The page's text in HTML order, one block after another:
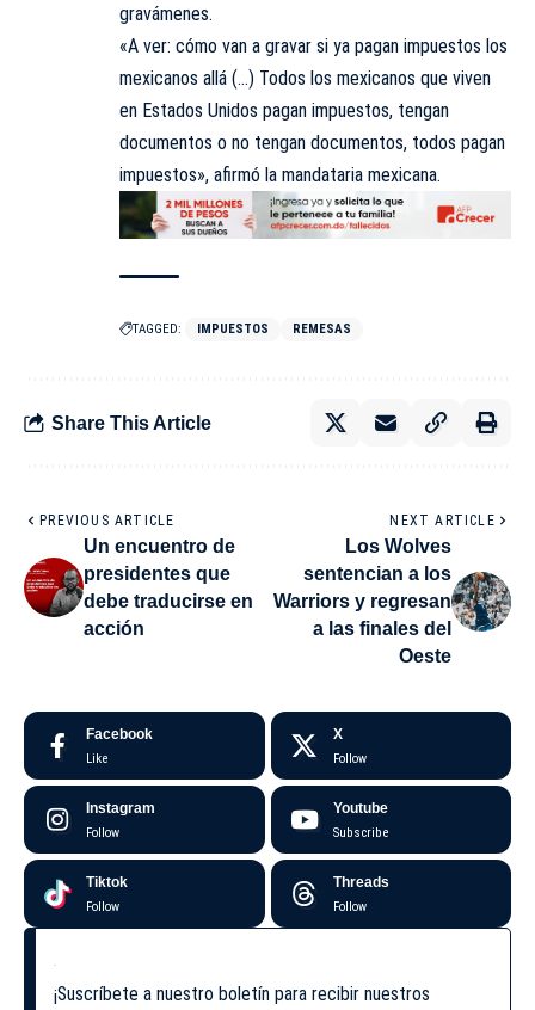
gravámenes.
«A ver: cómo van a gravar si ya pagan impuestos los
mexicanos allá (…) Todos los mexicanos que viven
en Estados Unidos pagan impuestos, tengan
documentos o no tengan documentos, todos pagan
impuestos», afirmó la mandataria mexicana.
TAGGED: IMPUESTOS REMESAS
Share This Article
PREVIOUS ARTICLE
Un encuentro de
presidentes que
debe traducirse en
acción
NEXT ARTICLE
Los Wolves
sentencian a los
Warriors y regresan
a las finales del
Oeste
Facebook
Like
X
Follow
Instagram
Follow
Youtube
Subscribe
Tiktok
Follow
Threads
Follow
¡Suscríbete a nuestro boletín para recibir nuestros